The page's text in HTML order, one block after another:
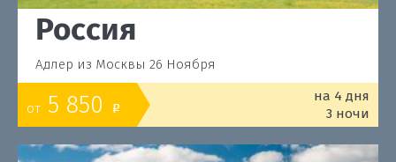
Россия
Адлер из Москвы 26 Ноября
от 5 850 o
на 4 дня
3 ночи